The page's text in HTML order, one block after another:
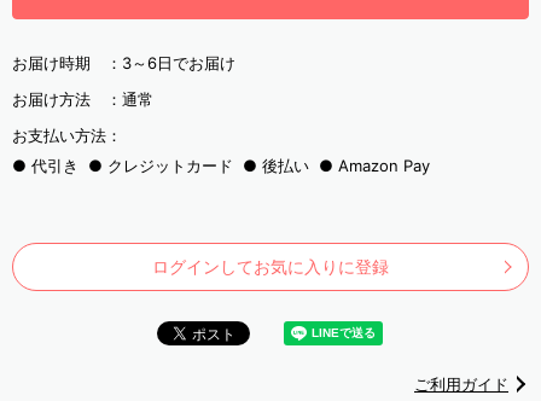
お届け時期 ： 3～6日でお届け
お届け方法 ： 通常
お支払い方法：
代引き
クレジットカード 後払い Amazon Pay
ログインしてお気に入りに登録
ご利用ガイド